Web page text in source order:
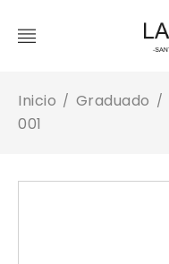
Inicio / Graduado /
001